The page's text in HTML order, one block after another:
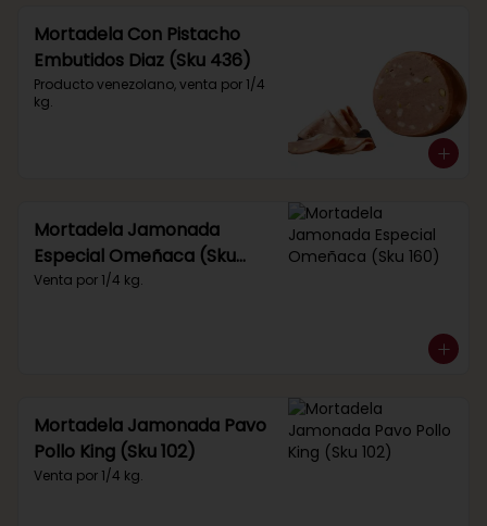
Mortadela Con Pistacho
Embutidos Diaz (Sku 436)
Producto venezolano, venta por 1/4
kg.
Mortadela Jamonada
Especial Omeñaca (Sku
160)
Venta por 1/4 kg.
Mortadela Jamonada Pavo
Pollo King (Sku 102)
Venta por 1/4 kg.